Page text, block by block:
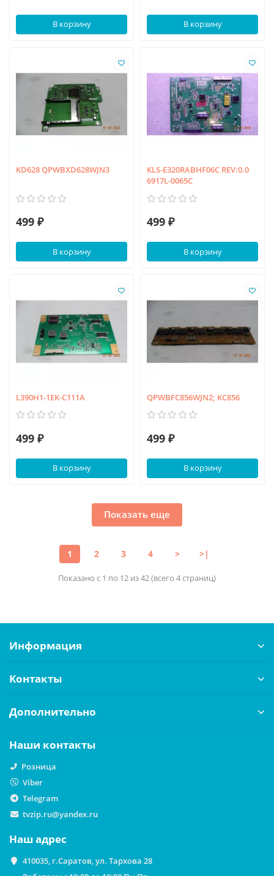
В корзину В корзину
KD628 QPWBXD628WJN3
499 ₽
В корзину
KLS-E320RABHF06C REV:0.0
6917L-0065C
499 ₽
В корзину
L390H1-1EK-C111A
499 ₽
В корзину
QPWBFC856WJN2; KC856
499 ₽
В корзину
Показать еще
1 2 3 4 > >|
Показано с 1 по 12 из 42 (всего 4 страниц)
Информация
Контакты
Дополнительно
Наши контакты
Розница
Viber
Telegram
tvzip.ru@yandex.ru
Наш адрес
410035, г.Саратов, ул. Тархова 28